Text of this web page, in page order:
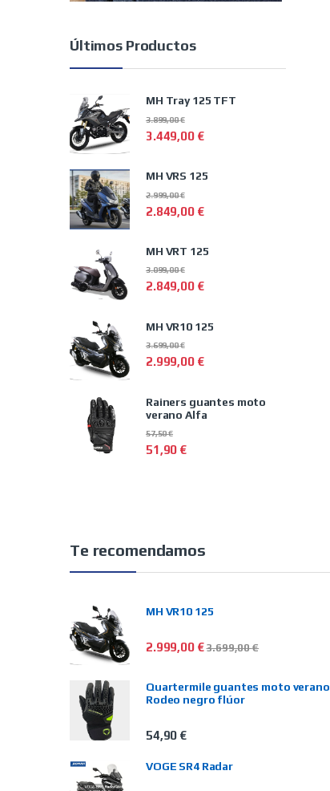
Últimos Productos
MH Tray 125 TFT
3.449,00 €
3.899,00€
MH VRS 125
2.849,00 €
2.999,00€
MH VRT 125
2.849,00 €
3.099,00€
MH VR10 125
2.999,00 €
3.699,00€
Rainers guantes moto
verano Alfa
51,90 €
57,50€
Te recomendamos
MH VR10 125
2.999,00 €3.699,00€
Quartermile guantes moto verano
Rodeo negro flúor
54,90 €
VOGE SR4 Radar